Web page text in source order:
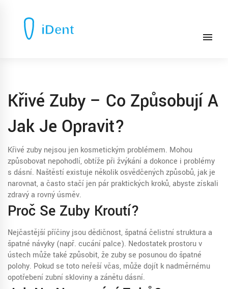
Křivé Zuby – Co Způsobují A
Jak Je Opravit?
Křivé zuby nejsou jen kosmetickým problémem. Mohou
způsobovat nepohodlí, obtíže při žvýkání a dokonce i problémy
s dásní. Naštěstí existuje několik osvědčených způsobů, jak je
narovnat, a často stačí jen pár praktických kroků, abyste získali
zdravý a rovný úsměv.
Proč Se Zuby Kroutí?
Nejčastější příčiny jsou dědičnost, špatná čelistní struktura a
špatné návyky (např. cucání palce). Nedostatek prostoru v
ústech může také způsobit, že zuby se posunou do špatné
polohy. Pokud se toto neřeší včas, může dojít k nadměrnému
opotřebení zubní skloviny a zánětu dásní.